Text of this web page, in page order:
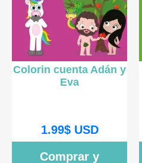
Colorin cuenta Adán y
Eva
1.99$USD
Comprar y